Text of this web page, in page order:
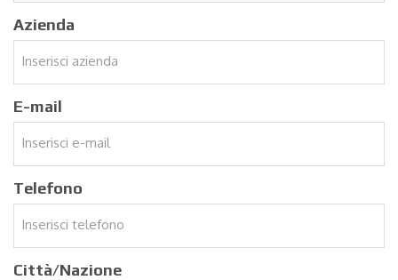
Azienda
E-mail
Telefono
Città/Nazione